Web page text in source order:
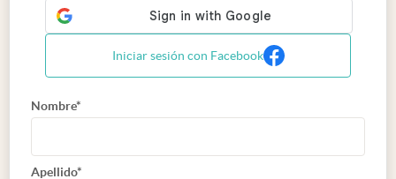
Iniciar sesión con Facebook
Nombre*
Apellido*